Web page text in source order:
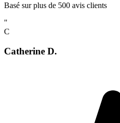
Basé sur plus de 500 avis clients
"
C
Catherine D.